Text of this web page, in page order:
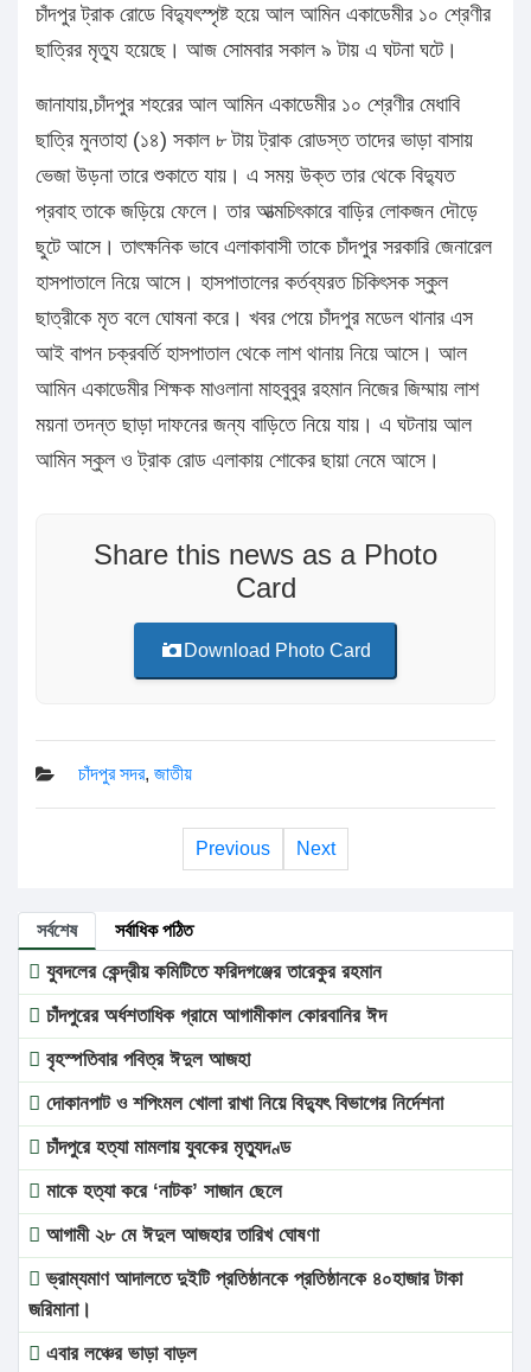
চাঁদপুর ট্রাক রোডে বিদ্যুৎস্পৃষ্ট হয়ে আল আমিন একাডেমীর ১০ শ্রেণীর
ছাত্রির মৃত্যু হয়েছে। আজ সোমবার সকাল ৯ টায় এ ঘটনা ঘটে।
জানাযায়,চাঁদপুর শহরের আল আমিন একাডেমীর ১০ শ্রেণীর মেধাবি
ছাত্রি মুনতাহা (১৪) সকাল ৮ টায় ট্রাক রোডস্ত তাদের ভাড়া বাসায়
ভেজা উড়না তারে শুকাতে যায়। এ সময় উক্ত তার থেকে বিদ্যুত
প্রবাহ তাকে জড়িয়ে ফেলে। তার আত্মচিৎকারে বাড়ির লোকজন দৌড়ে
ছুটে আসে। তাৎক্ষনিক ভাবে এলাকাবাসী তাকে চাঁদপুর সরকারি জেনারেল
হাসপাতালে নিয়ে আসে। হাসপাতালের কর্তব্যরত চিকিৎসক স্কুল
ছাত্রীকে মৃত বলে ঘোষনা করে। খবর পেয়ে চাঁদপুর মডেল থানার এস
আই বাপন চক্রবর্তি হাসপাতাল থেকে লাশ থানায় নিয়ে আসে। আল
আমিন একাডেমীর শিক্ষক মাওলানা মাহবুবুর রহমান নিজের জিম্মায় লাশ
ময়না তদন্ত ছাড়া দাফনের জন্য বাড়িতে নিয়ে যায়। এ ঘটনায় আল
আমিন স্কুল ও ট্রাক রোড এলাকায় শোকের ছায়া নেমে আসে।
Share this news as a Photo
Card
Download Photo Card
চাঁদপুর সদর, জাতীয়
Previous Next
সর্বশেষ সর্বাধিক পঠিত
যুবদলের কেন্দ্রীয় কমিটিতে ফরিদগঞ্জের তারেকুর রহমান
চাঁদপুরের অর্ধশতাধিক গ্রামে আগামীকাল কোরবানির ঈদ
বৃহস্পতিবার পবিত্র ঈদুল আজহা
দোকানপাট ও শপিংমল খোলা রাখা নিয়ে বিদ্যুৎ বিভাগের নির্দেশনা
চাঁদপুরে হত্যা মামলায় যুবকের মৃত্যুদণ্ড
মাকে হত্যা করে ‘নাটক’ সাজান ছেলে
আগামী ২৮ মে ঈদুল আজহার তারিখ ঘোষণা
ভ্রাম্যমাণ আদালতে দুইটি প্রতিষ্ঠানকে প্রতিষ্ঠানকে ৪০হাজার টাকা
জরিমানা।
এবার লঞ্চের ভাড়া বাড়ল